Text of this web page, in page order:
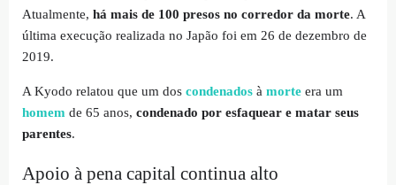
Atualmente, há mais de 100 presos no corredor da morte. A
última execução realizada no Japão foi em 26 de dezembro de
2019.
A Kyodo relatou que um dos condenados à morte era um
homem de 65 anos, condenado por esfaquear e matar seus
parentes.
Apoio à pena capital continua alto